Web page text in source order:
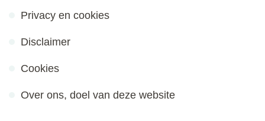
Privacy en cookies
Disclaimer
Cookies
Over ons, doel van deze website